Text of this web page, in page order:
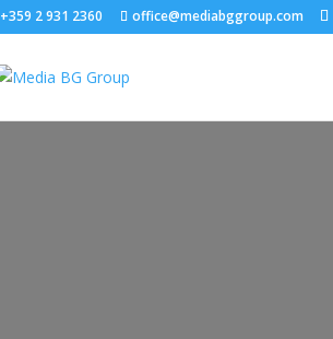
+359 2 931 2360 office@mediabggroup.com